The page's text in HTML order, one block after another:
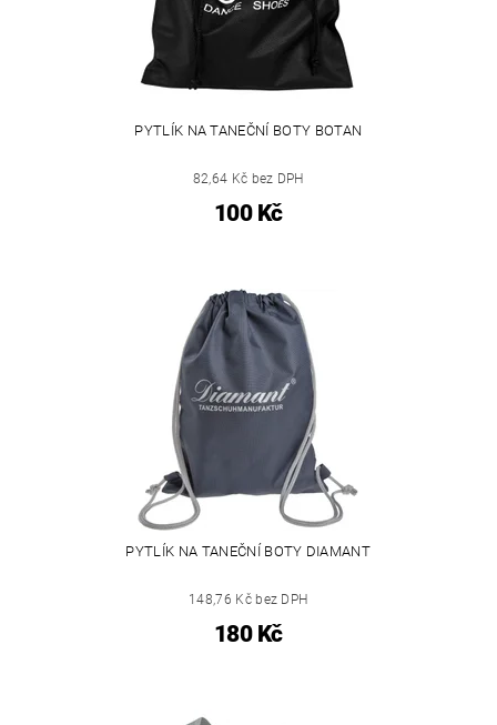
PYTLÍK NA TANEČNÍ BOTY BOTAN
82,64 Kč bez DPH
100 Kč
PYTLÍK NA TANEČNÍ BOTY DIAMANT
148,76 Kč bez DPH
180 Kč